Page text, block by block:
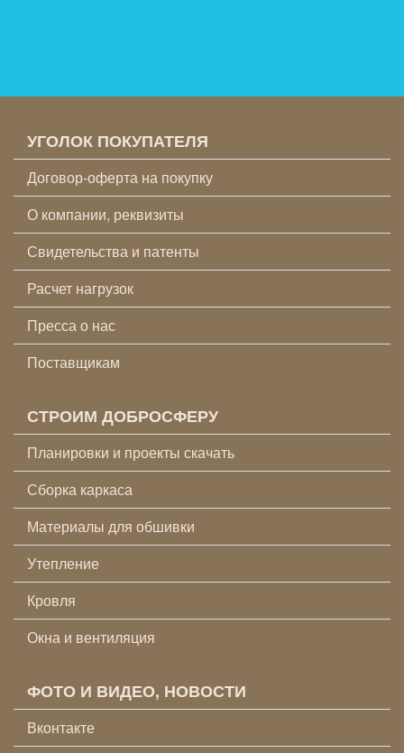
УГОЛОК ПОКУПАТЕЛЯ
Договор-оферта на покупку
О компании, реквизиты
Свидетельства и патенты
Расчет нагрузок
Пресса о нас
Поставщикам
СТРОИМ ДОБРОСФЕРУ
Планировки и проекты скачать
Сборка каркаса
Материалы для обшивки
Утепление
Кровля
Окна и вентиляция
ФОТО И ВИДЕО, НОВОСТИ
Вконтакте